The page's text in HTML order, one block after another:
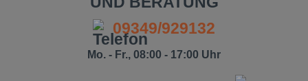
09349/929132
Mo. - Fr., 08:00 - 17:00 Uhr